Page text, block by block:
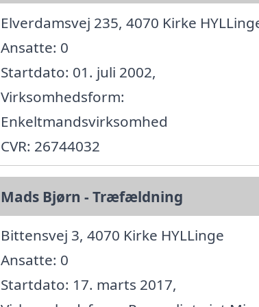
Elverdamsvej 235, 4070 Kirke
Ansatte: 0
Startdato: 01. juli 2002,
Virksomhedsform:
Enkeltmandsvirksomhed
CVR: 26744032
Mads Bjørn - Træfældning
Bittensvej 3, 4070 Kirke HYLLinge
Ansatte: 0
Startdato: 17. marts 2017,